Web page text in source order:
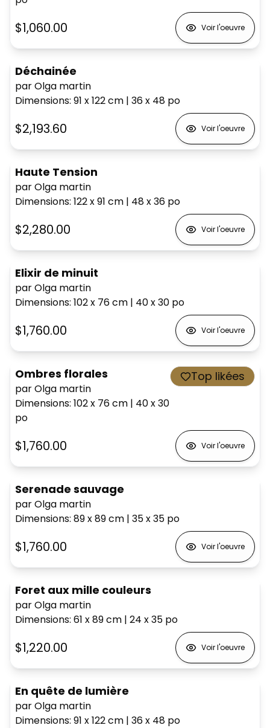
$1,060.00 Voir l'oeuvre
Déchainée
par Olga martin
Dimensions: 91 x 122cm | 36 x 48 po
$2,193.60 Voir l'oeuvre
Haute Tension
par Olga martin
Dimensions: 122 x 91 cm | 48 x 36 po
$2,280.00 Voir l'oeuvre
Elixir de minuit
par Olga martin
Dimensions: 102 x 76cm | 40 x 30 po
$1,760.00 Voir l'oeuvre
Ombres florales
par Olga martin
Dimensions: 102 x 76cm | 40 x 30
po
Top likées
$1,760.00 Voir l'oeuvre
Serenade sauvage
par Olga martin
Dimensions: 89 x 89cm | 35 x 35 po
$1,760.00 Voir l'oeuvre
Foret aux mille couleurs
par Olga martin
Dimensions: 61 x 89cm | 24 x 35 po
$1,220.00 Voir l'oeuvre
En quête de lumière
par Olga martin
Dimensions: 91 x 122cm | 36 x 48 po